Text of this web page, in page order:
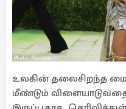
உலகின் தலைசிறந்த
மீண்டும்